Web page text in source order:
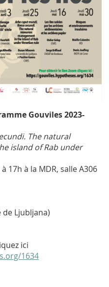
Gouviles 2023-
The natural
island of Rab under
17h à la MDR, salle A306
Ljubljana)
ici
1634